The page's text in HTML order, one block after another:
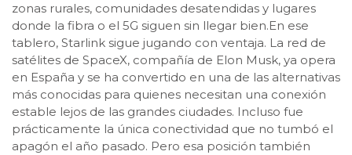
zonas rurales, comunidades desatendidas y lugares
donde la fibra o el 5G siguen sin llegar bien.En ese
tablero, Starlink sigue jugando con ventaja. La red de
satélites de SpaceX, compañía de Elon Musk, ya opera
en España y se ha convertido en una de las alternativas
más conocidas para quienes necesitan una conexión
estable lejos de las grandes ciudades. Incluso fue
prácticamente la única conectividad que no tumbó el
apagón el año pasado. Pero esa posición también